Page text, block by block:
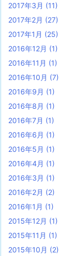
2017年3月 (11)
2017年2月 (27)
2017年1月 (25)
2016年12月 (1)
2016年11月 (1)
2016年10月 (7)
2016年9月 (1)
2016年8月 (1)
2016年7月 (1)
2016年6月 (1)
2016年5月 (1)
2016年4月 (1)
2016年3月 (1)
2016年2月 (2)
2016年1月 (1)
2015年12月 (1)
2015年11月 (1)
2015年10月 (2)